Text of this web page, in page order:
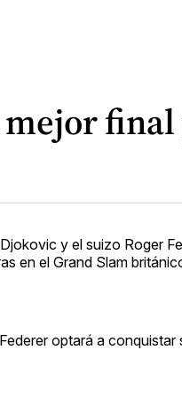
y el suizo Roger
en el Grand Slam
optará a